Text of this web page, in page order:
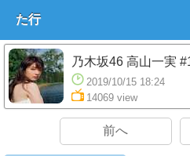
た行
乃木坂46 高山一実
2019/10/15 18:24
14069 view
前へ